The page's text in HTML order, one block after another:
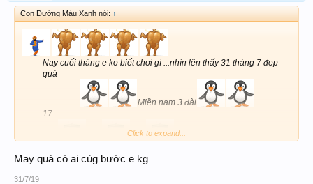
Con Đường Màu Xanh nói: ↑
Nay cuối tháng e ko biết chơi gì ...nhìn lên thấy 31 tháng 7 đẹp
quá
Miền nam 3 đài
17
317 317 317 317
Click to expand...
May quá có ai cùg bước e kg
31/7/19